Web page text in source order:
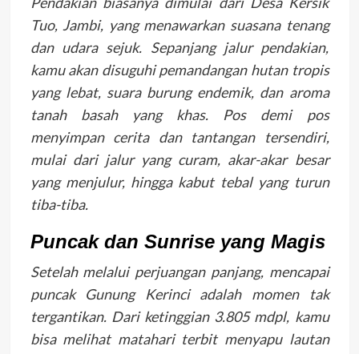
Tuo, Jambi, yang menawarkan suasana tenang
dan udara sejuk. Sepanjang jalur pendakian,
kamu akan disuguhi pemandangan hutan tropis
yang lebat, suara burung endemik, dan aroma
tanah basah yang khas. Pos demi pos
menyimpan cerita dan tantangan tersendiri,
mulai dari jalur yang curam, akar-akar besar
yang menjulur, hingga kabut tebal yang turun
tiba-tiba.
Puncak dan Sunrise yang Magis
Setelah melalui perjuangan panjang, mencapai
puncak Gunung Kerinci adalah momen tak
tergantikan. Dari ketinggian 3.805 mdpl, kamu
bisa melihat matahari terbit menyapu lautan